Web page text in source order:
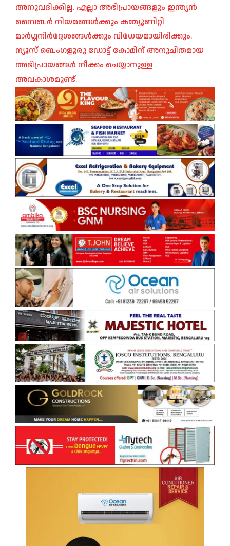
അനുവദിക്കില്ല. എല്ലാ അഭിപ്രായങ്ങളും ഇന്ത്യൻ
സൈബർ നിയമങ്ങൾക്കും കമ്മ്യൂണിറ്റി
മാർഗ്ഗനിർദ്ദേശങ്ങൾക്കും വിധേയമായിരിക്കും.
ന്യൂസ് ബെംഗളൂരു ഡോട്ട് കോമിന് അനുചിതമായ
അഭിപ്രായങ്ങൾ നീക്കം ചെയ്യാനുള്ള
അവകാശമുണ്ട്.